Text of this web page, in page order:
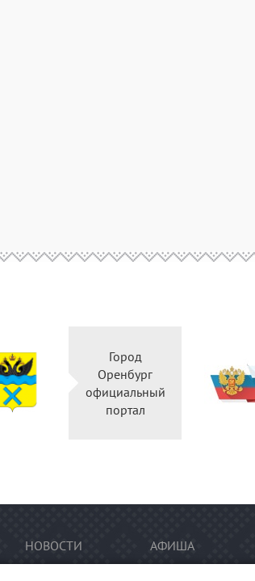
Город
Оренбург
официальный
портал
НОВОСТИ АФИША